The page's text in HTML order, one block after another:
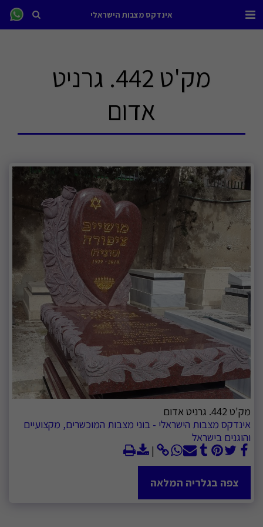
אינדקס מצבות הישראלי
מק'ט 442. גרניט
אדום
מק'ט 442. גרניט אדום
אינדקס מצבות הישראלי - בוני מצבות המוכשרים, מקצועיים
והוגנים בישראל
צפה בגלריה המלאה